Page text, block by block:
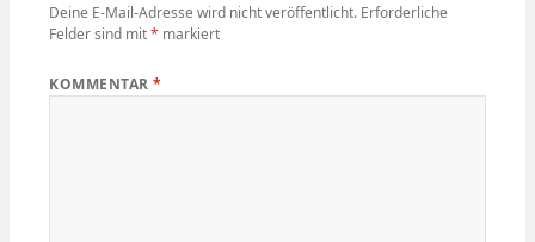
Deine E-Mail-Adresse wird nicht veröffentlicht. Erforderliche
Felder sind mit* markiert
KOMMENTAR*